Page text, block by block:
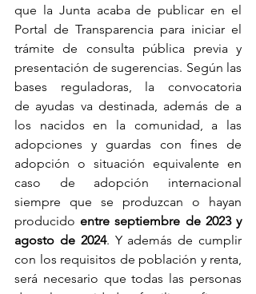
que la Junta acaba de publicar en el
Portal de Transparencia para iniciar el
trámite de consulta pública previa y
presentación de sugerencias. Según las
bases reguladoras, la convocatoria
de ayudas va destinada, además de a
los nacidos en la comunidad, a las
adopciones y guardas con fines de
adopción o situación equivalente en
caso de adopción internacional
siempre que se produzcan o hayan
producido entre septiembre de 2023 y
agosto de 2024. Y además de cumplir
con los requisitos de población y renta,
será necesario que todas las personas